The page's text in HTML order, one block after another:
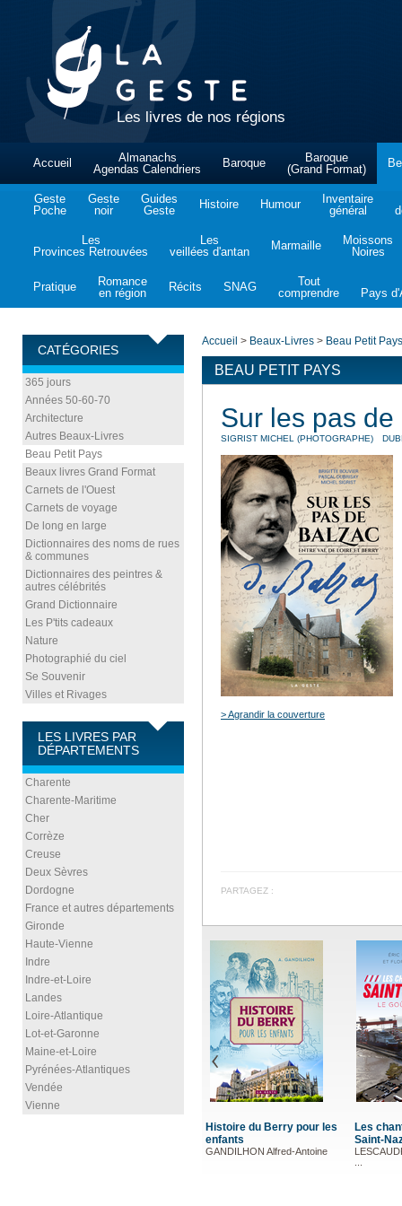
Les livres de nos régions
Accueil
Almanachs
Agendas Calendriers
Baroque
Baroque
(Grand Format)
Geste
Poche
Geste
noir
Guides
Geste
Histoire Humour
Inventaire
général
Les
Provinces Retrouvées
Les
veillées d'antan
Marmaille
Moissons
Noires
Pratique
Romance
en région
Récits SNAG
Tout
comprendre
Pays
CATÉGORIES
365 jours
Années 50-60-70
Architecture
Autres Beaux-Livres
Beau Petit Pays
Beaux livres Grand Format
Carnets de l'Ouest
Carnets de voyage
De long en large
Dictionnaires des noms de rues
& communes
Dictionnaires des peintres &
autres célébrités
Grand Dictionnaire
Les P'tits cadeaux
Nature
Photographié du ciel
Se Souvenir
Villes et Rivages
LES LIVRES PAR
DÉPARTEMENTS
Charente
Charente-Maritime
Cher
Corrèze
Creuse
Deux Sèvres
Dordogne
France et autres départements
Gironde
Haute-Vienne
Indre
Indre-et-Loire
Landes
Loire-Atlantique
Lot-et-Garonne
Maine-et-Loire
Pyrénées-Atlantiques
Vendée
Vienne
Accueil > Beaux-Livres > Beau Petit Pays
BEAU PETIT PAYS
Sur les pas de
SIGRIST MICHEL (PHOTOGRAPHE)
> Agrandir la couverture
PARTAGEZ :
Léonard de Vinci
DUREL Elie
Les
de